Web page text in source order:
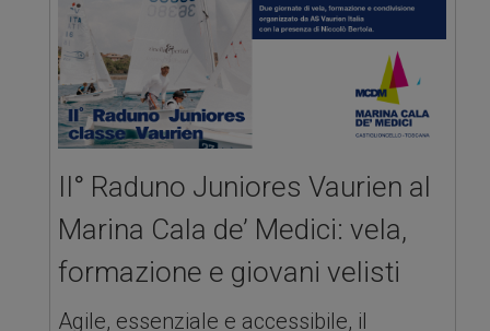
II° Raduno Juniores Vaurien al
Marina Cala de’ Medici: vela,
formazione e giovani velisti
Agile, essenziale e accessibile, il